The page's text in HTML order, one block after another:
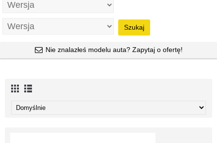
Szukaj
Nie znalazłeś modelu auta? Zapytaj o ofertę!